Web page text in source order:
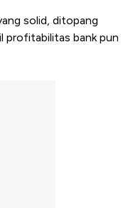
solid, ditopang
profitabilitas bank pun